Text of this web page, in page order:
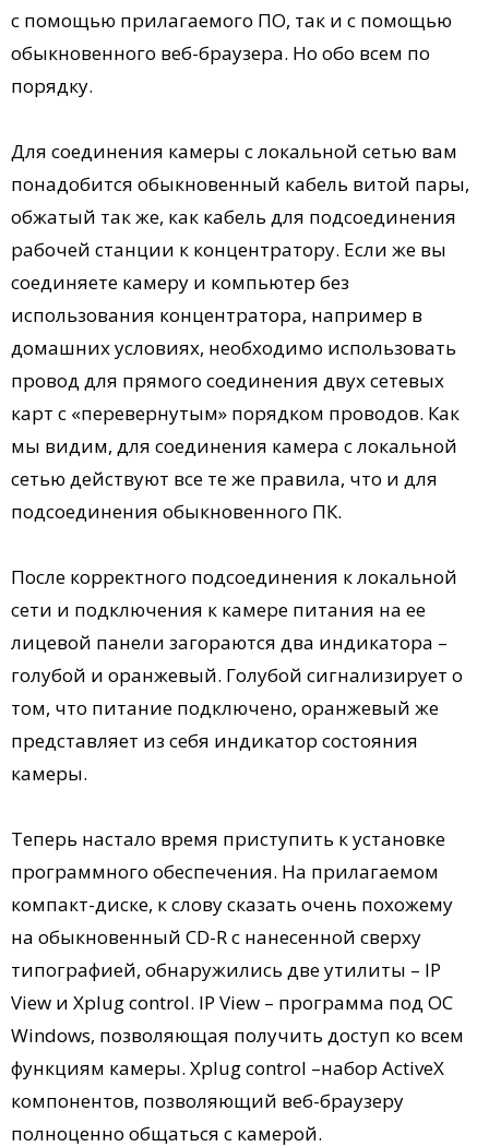
с помощью прилагаемого ПО, так и с помощью
обыкновенного веб-браузера. Но обо всем по
порядку.
Для соединения камеры с локальной сетью вам
понадобится обыкновенный кабель витой пары,
обжатый так же, как кабель для подсоединения
рабочей станции к концентратору. Если же вы
соединяете камеру и компьютер без
использования концентратора, например в
домашних условиях, необходимо использовать
провод для прямого соединения двух сетевых
карт с «перевернутым» порядком проводов. Как
мы видим, для соединения камера с локальной
сетью действуют все те же правила, что и для
подсоединения обыкновенного ПК.
После корректного подсоединения к локальной
сети и подключения к камере питания на ее
лицевой панели загораются два индикатора –
голубой и оранжевый. Голубой сигнализирует о
том, что питание подключено, оранжевый же
представляет из себя индикатор состояния
камеры.
Теперь настало время приступить к установке
программного обеспечения. На прилагаемом
компакт-диске, к слову сказать очень похожему
на обыкновенный CD-R с нанесенной сверху
типографией, обнаружились две утилиты – IP
View и Xplug control. IP View – программа под ОС
Windows, позволяющая получить доступ ко всем
функциям камеры. Xplug control –набор ActiveX
компонентов, позволяющий веб-браузеру
полноценно общаться с камерой.